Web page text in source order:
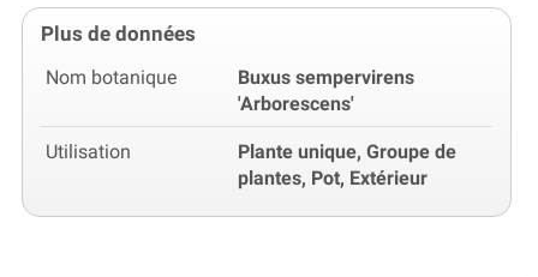
Plus de données
Nom botanique
Buxus sempervirens
'Arborescens'
Utilisation
Plante unique, Groupe de
plantes, Pot, Extérieur